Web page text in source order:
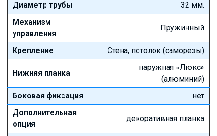
Диаметр трубы
32 мм.
Механизм
управления
Пружинный
Крепление Стена, потолок (саморезы)
Нижняя планка
наружная «Люкс»
(алюминий)
Боковая фиксация
нет
Дополнительная
опция
декоративная планка